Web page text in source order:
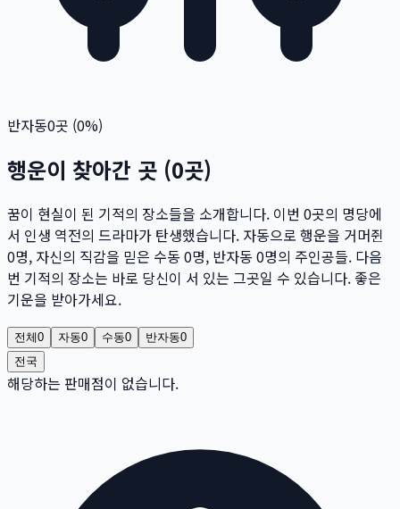
반자동0곳 (0%)
행운이 찾아간 곳 (0곳)
꿈이 현실이 된 기적의 장소들을 소개합니다. 이번 0곳의 명당에
서 인생 역전의 드라마가 탄생했습니다. 자동으로 행운을 거머쥔
0명, 자신의 직감을 믿은 수동 0명, 반자동 0명의 주인공들. 다음
번 기적의 장소는 바로 당신이 서 있는 그곳일 수 있습니다. 좋은
기운을 받아가세요.
전체0 자동0 수동0 반자동0
전국
해당하는 판매점이 없습니다.